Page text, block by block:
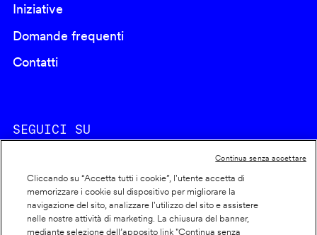
Iniziative
Domande frequenti
Contatti
SEGUICI SU
Cookie policy
Cliccando su “Accetta tutti i cookie”, l'utente accetta di
memorizzare i cookie sul dispositivo per migliorare la
navigazione del sito, analizzare l'utilizzo del sito e assistere
nelle nostre attività di marketing. La chiusura del banner,
mediante selezione dell’apposito link "Continua senza
Continua senza accettare